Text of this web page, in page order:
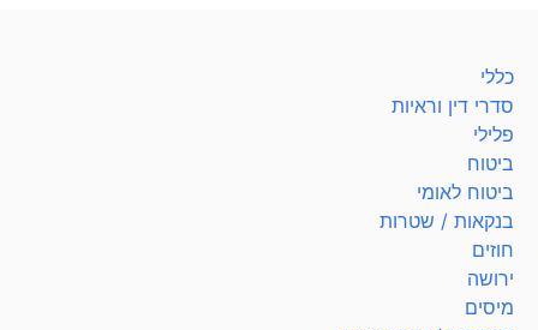
כללי
סדרי דין וראיות
פלילי
ביטוח
ביטוח לאומי
בנקאות / שטרות
חוזים
ירושה
מיסים